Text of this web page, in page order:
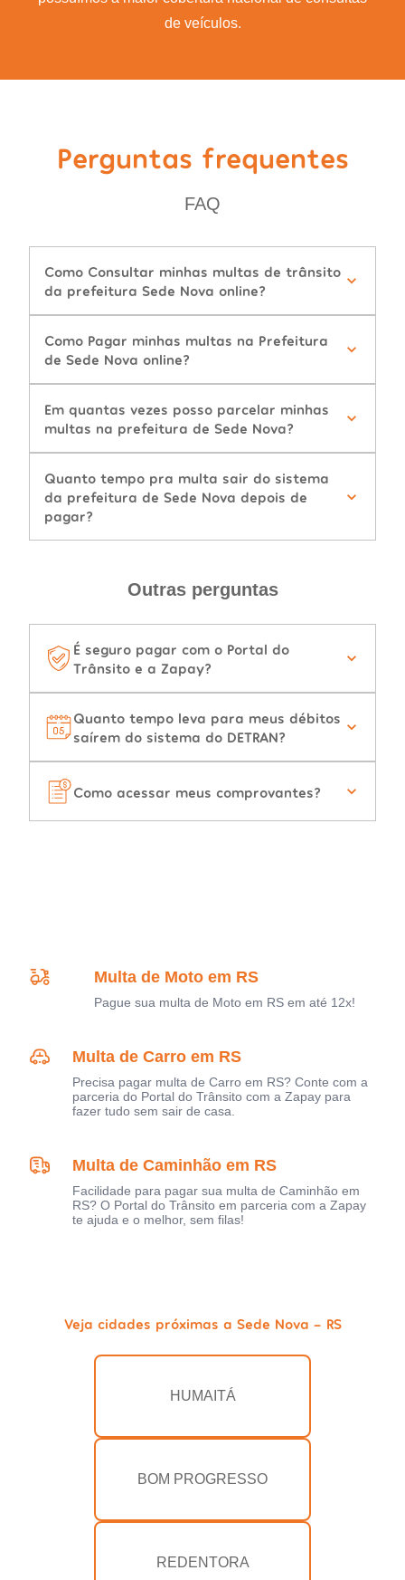
de veículos.
Perguntas frequentes
FAQ
Como Consultar minhas multas de trânsito
da prefeitura Sede Nova online?
Como Pagar minhas multas na Prefeitura
de Sede Nova online?
Em quantas vezes posso parcelar minhas
multas na prefeitura de Sede Nova?
Quanto tempo pra multa sair do sistema
da prefeitura de Sede Nova depois de
pagar?
Outras perguntas
É seguro pagar com o Portal do
Trânsito e a Zapay?
Quanto tempo leva para meus débitos
saírem do sistema do DETRAN?
Como acessar meus comprovantes?
Multa de Moto em RS
Pague sua multa de Moto em RS em até 12x!
Multa de Carro em RS
Precisa pagar multa de Carro em RS? Conte com a
parceria do Portal do Trânsito com a Zapay para
fazer tudo sem sair de casa.
Multa de Caminhão em RS
Facilidade para pagar sua multa de Caminhão em
RS? O Portal do Trânsito em parceria com a Zapay
te ajuda e o melhor, sem filas!
Veja cidades próximas a Sede Nova - RS
HUMAITÁ
BOM PROGRESSO
REDENTORA